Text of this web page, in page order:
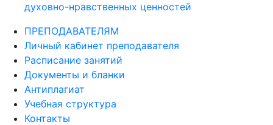
духовно-нравственных ценностей
ПРЕПОДАВАТЕЛЯМ
Личный кабинет преподавателя
Расписание занятий
Документы и бланки
Антиплагиат
Учебная структура
Контакты